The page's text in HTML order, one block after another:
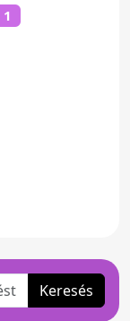
1
Keresés